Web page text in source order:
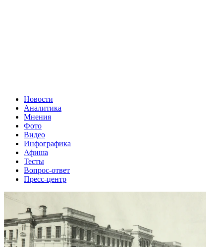
Новости
Аналитика
Мнения
Фото
Видео
Инфографика
Афиша
Тесты
Вопрос-ответ
Пресс-центр